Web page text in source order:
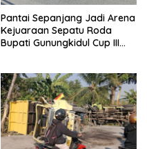
Pantai Sepanjang Jadi Arena
Kejuaraan Sepatu Roda
Bupati Gunungkidul Cup III
Tourism